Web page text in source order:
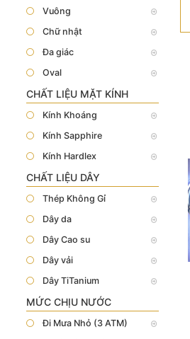
Vuông
Chữ nhật
Đa giác
Oval
CHẤT LIỆU MẶT KÍNH
Kính Khoáng
Kính Sapphire
Kính Hardlex
CHẤT LIỆU DÂY
Thép Không Gỉ
Dây da
Dây Cao su
Dây vải
Dây TiTanium
MỨC CHỊU NƯỚC
Đi Mưa Nhỏ (3 ATM)